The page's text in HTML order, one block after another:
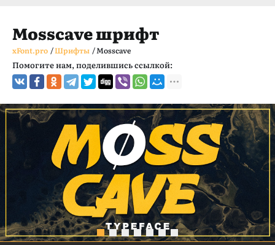
Mosscave шрифт
xFont.pro /Шрифты /Mosscave
Помогите нам, поделившись ссылкой: